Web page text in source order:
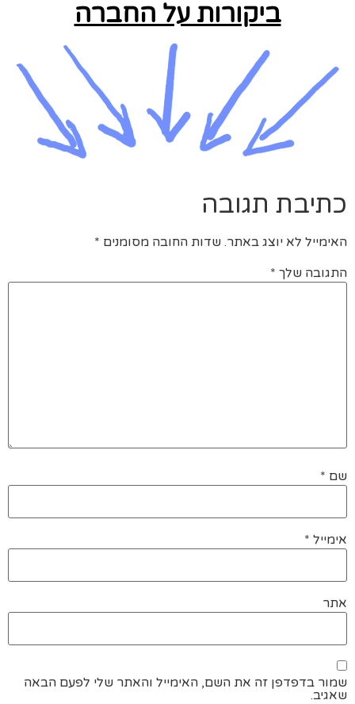
ביקורות על החברה
כתיבת תגובה
האימייל לא יוצג באתר. שדות החובה מסומנים *
התגובה שלך *
שם *
אימייל *
אתר
שמור בדפדפן זה את השם, האימייל והאתר שלי לפעם הבאה
שאגיב.